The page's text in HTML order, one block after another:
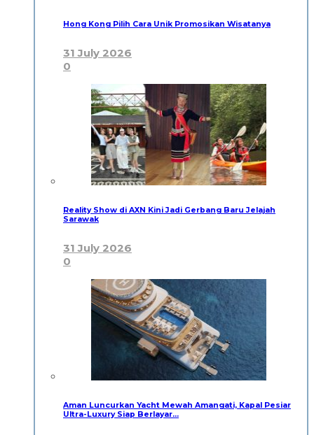
Hong Kong Pilih Cara Unik Promosikan Wisatanya
31 July 2026
0
Reality Show di AXN Kini Jadi Gerbang Baru Jelajah
Sarawak
31 July 2026
0
Aman Luncurkan Yacht Mewah Amangati, Kapal Pesiar
Ultra-Luxury Siap Berlayar…